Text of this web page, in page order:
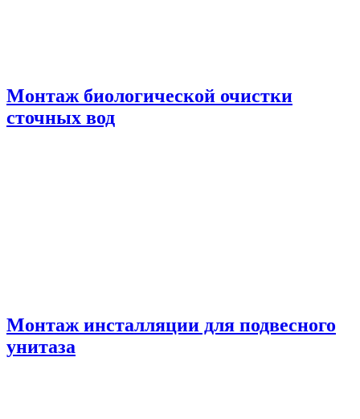
Монтаж биологической очистки
сточных вод
Монтаж инсталляции для подвесного
унитаза